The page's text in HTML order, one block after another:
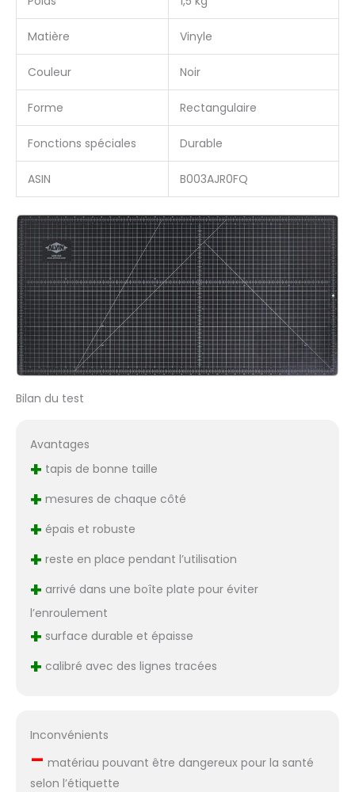
Matière Vinyle
Couleur Noir
Forme Rectangulaire
Fonctions spéciales Durable
ASIN B003AJR0FQ
Bilan du test
Avantages
+ tapis de bonne taille
+ mesures de chaque côté
+ épais et robuste
+ reste en place pendant l’utilisation
+ arrivé dans une boîte plate pour éviter
l’enroulement
+ surface durable et épaisse
+ calibré avec des lignes tracées
Inconvénients
– matériau pouvant être dangereux pour la santé
selon l’étiquette